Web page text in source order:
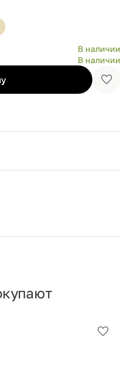
В наличии
В наличии